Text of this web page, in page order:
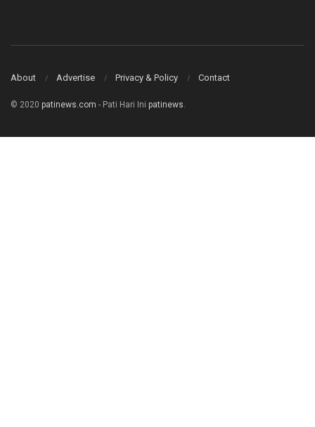
About Advertise Privacy & Policy Contact
© 2020 patinews.com - Pati Hari Ini patinews